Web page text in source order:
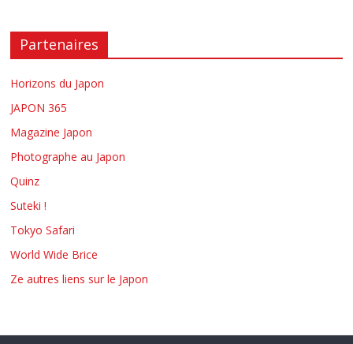
Partenaires
Horizons du Japon
JAPON 365
Magazine Japon
Photographe au Japon
Quinz
Suteki !
Tokyo Safari
World Wide Brice
Ze autres liens sur le Japon